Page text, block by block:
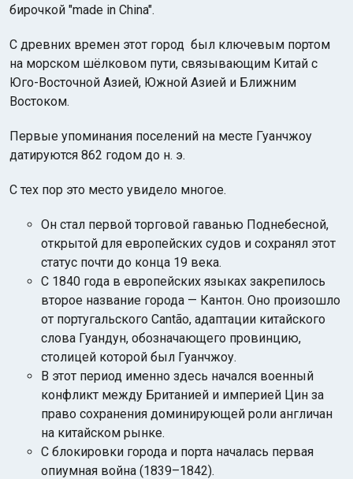
бирочкой "made in China".
С древних времен этот город был ключевым портом
на морском шёлковом пути, связывающим Китай с
Юго-Восточной Азией, Южной Азией и Ближним
Востоком.
Первые упоминания поселений на месте Гуанчжоу
датируются 862 годом до н. э.
С тех пор это место увидело многое.
Он стал первой торговой гаванью Поднебесной,
открытой для европейских судов и сохранял этот
статус почти до конца 19 века.
С 1840 года в европейских языках закрепилось
второе название города — Кантон. Оно произошло
от португальского Cantão, адаптации китайского
слова Гуандун, обозначающего провинцию,
столицей которой был Гуанчжоу.
В этот период именно здесь начался военный
конфликт между Британией и империей Цин за
право сохранения доминирующей роли англичан
на китайском рынке.
С блокировки города и порта началась первая
опиумная война (1839–1842).